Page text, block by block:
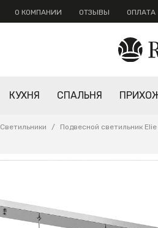
О КОМПАНИИ ОТЗЫВЫ ОПЛАТА
КУХНЯ СПАЛЬНЯ
Светильники / Подвесной светильник